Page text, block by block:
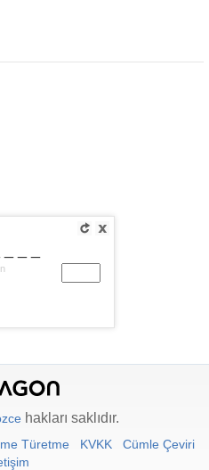
hakları saklıdır.
Türetme KVKK
Cümle Çeviri